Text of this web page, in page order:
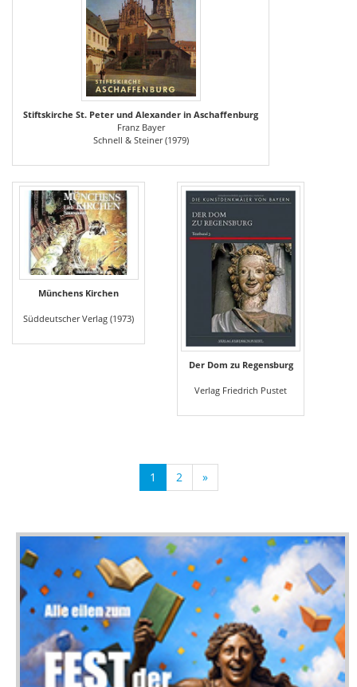
Stiftskirche St. Peter und Alexander in Aschaffenburg
Franz Bayer
Schnell & Steiner (1979)
Münchens Kirchen
Süddeutscher Verlag (1973)
Der Dom zu Regensburg
Verlag Friedrich Pustet
1 2 »